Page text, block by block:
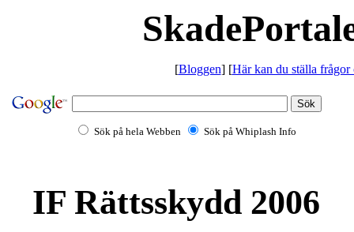
[Bloggen] [Här kan du ställa frågor
Sök på hela Webben Sök på Whiplash Info
IF Rättsskydd 2006